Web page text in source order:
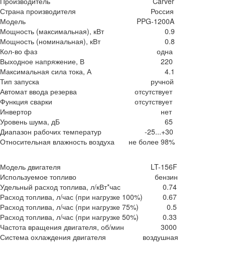
Страна производителя
Россия
Модель
PPG-1200A
Мощность (максимальная), кВт
0.9
Мощность (номинальная), кВт
0.8
Кол-во фаз
одна
Выходное напряжение, В
220
Максимальная сила тока, А
4.1
Тип запуска
ручной
Автомат ввода резерва
отсутствует
Функция сварки
отсутствует
Инвертор
нет
Уровень шума, дБ
65
Диапазон рабочих температур
-25...+30
Относительная влажность воздуха не более 98%
Модель двигателя
LT-156F
Используемое топливо
бензин
Удельный расход топлива, л/кВт*час
0.74
Расход топлива, л/час (при нагрузке 100%) 0.67
Расход топлива, л/час (при нагрузке 75%)
0.5
Расход топлива, л/час (при нагрузке 50%)
0.33
Частота вращения двигателя, об/мин
3000
Система охлаждения двигателя
воздушная